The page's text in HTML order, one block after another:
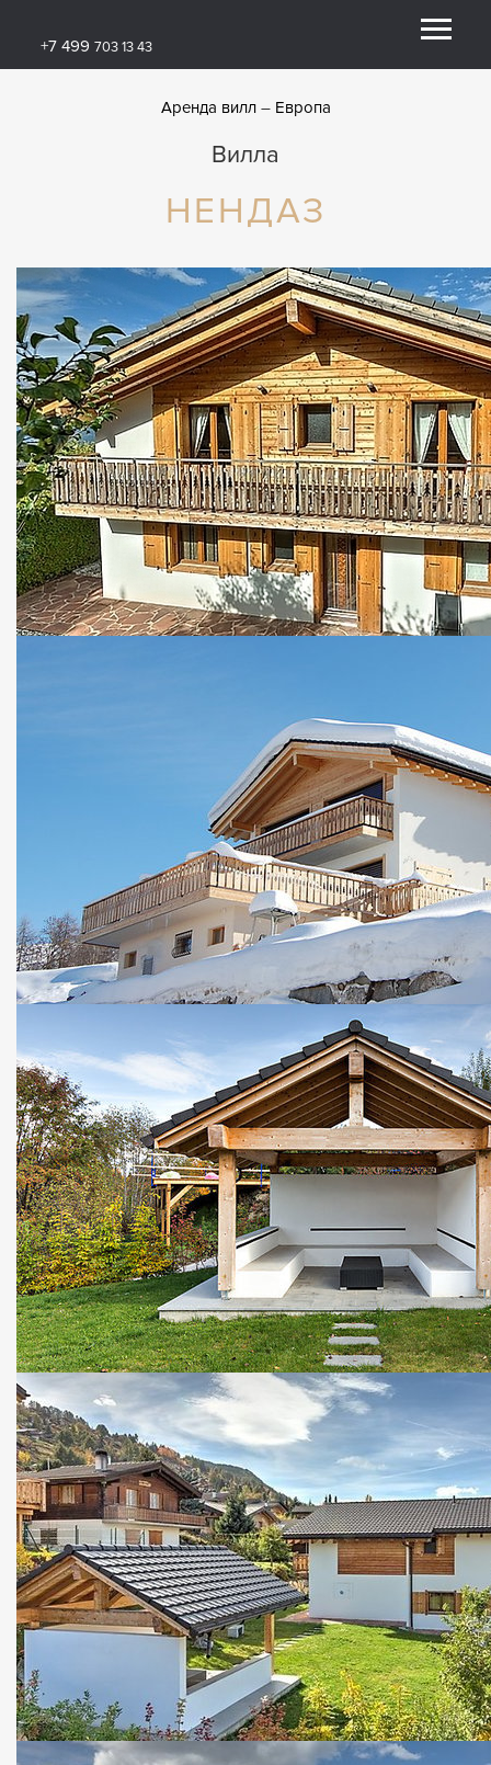
+7 499 703 13 43
Аренда вилл Европа
Вилла
НЕНДАЗ